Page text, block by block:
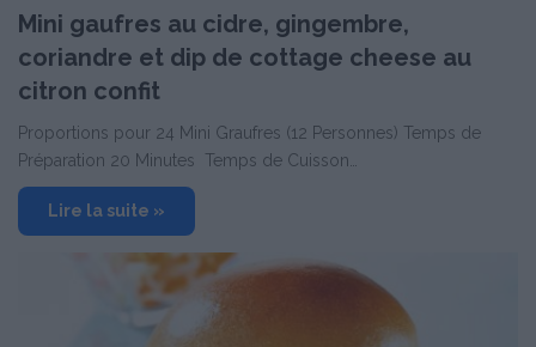
Mini gaufres au cidre, gingembre,
coriandre et dip de cottage cheese au
citron confit
Proportions pour 24 Mini Graufres (12 Personnes) Temps de
Préparation 20 Minutes Temps de Cuisson…
Lire la suite »